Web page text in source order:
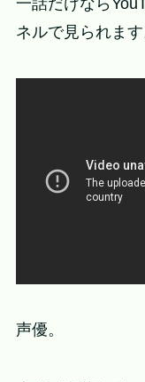
ネルで見られます
声優。